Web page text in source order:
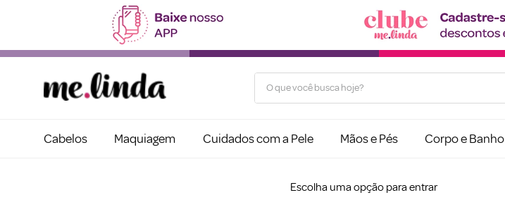
O que você busca hoje?
Cabelos Maquiagem Cuidados com a Pele Mãos e Pés Corpo e Banho
Escolha uma opção para entrar